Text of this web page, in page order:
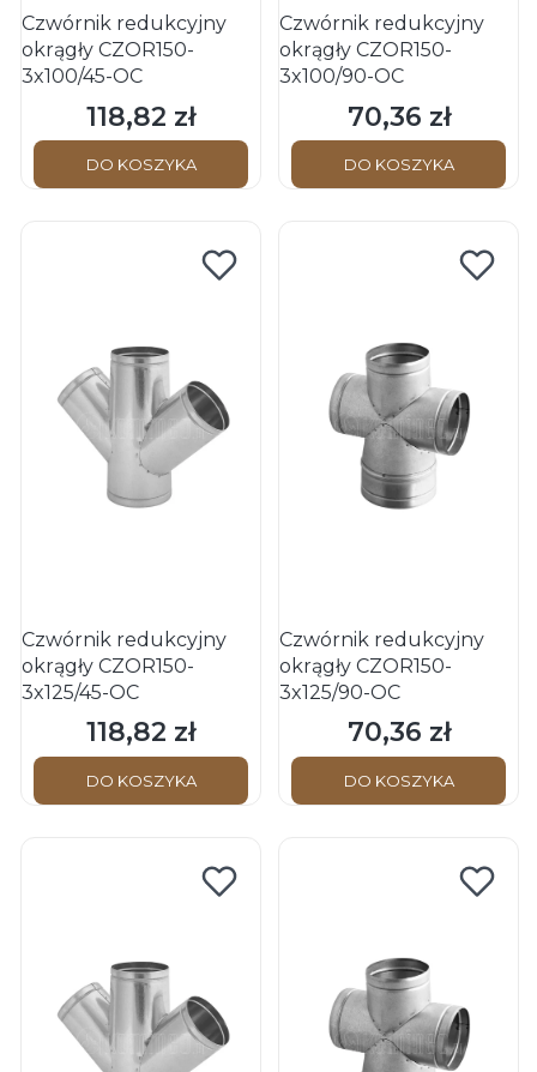
Czwórnik redukcyjny
okrągły CZOR150-
3x100/45-OC
Cena
118,82 zł
DO KOSZYKA
Czwórnik redukcyjny
okrągły CZOR150-
3x100/90-OC
Cena
70,36 zł
DO KOSZYKA
Czwórnik redukcyjny
okrągły CZOR150-
3x125/45-OC
Cena
118,82 zł
DO KOSZYKA
Czwórnik redukcyjny
okrągły CZOR150-
3x125/90-OC
Cena
70,36 zł
DO KOSZYKA